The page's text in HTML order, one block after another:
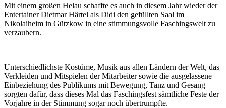
Mit einem großen Helau schaffte es auch in diesem Jahr wieder der
Entertainer Dietmar Härtel als Didi den gefüllten Saal im
Nikolaiheim in Gützkow in eine stimmungsvolle Faschingswelt zu
verzaubern.
Unterschiedlichste Kostüme, Musik aus allen Ländern der Welt, das
Verkleiden und Mitspielen der Mitarbeiter sowie die ausgelassene
Einbeziehung des Publikums mit Bewegung, Tanz und Gesang
sorgten dafür, dass dieses Mal das Faschingsfest sämtliche Feste der
Vorjahre in der Stimmung sogar noch übertrumpfte.